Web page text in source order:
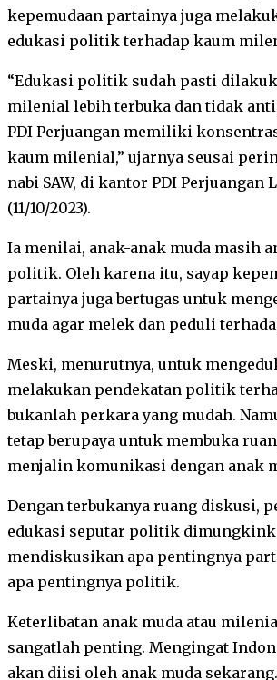
kepemudaan partainya juga
edukasi politik terhadap kaum
“Edukasi politik sudah pasti
milenial lebih terbuka dan tidak
PDI Perjuangan memiliki
kaum milenial,” ujarnya seusai
nabi SAW, di kantor PDI Perjuangan
(11/10/2023).
Ia menilai, anak-anak muda masih
politik. Oleh karena itu, sayap
partainya juga bertugas untuk
muda agar melek dan peduli
Meski, menurutnya, untuk
melakukan pendekatan politik
bukanlah perkara yang mudah.
tetap berupaya untuk membuka
menjalin komunikasi dengan anak
Dengan terbukanya ruang diskusi,
edukasi seputar politik
mendiskusikan apa pentingnya
apa pentingnya politik.
Keterlibatan anak muda atau
sangatlah penting. Mengingat
akan diisi oleh anak muda